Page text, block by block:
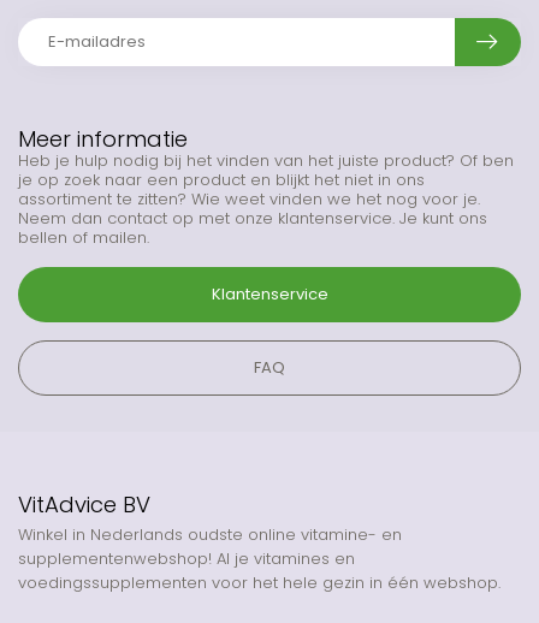
Meer informatie
Heb je hulp nodig bij het vinden van het juiste product? Of ben
je op zoek naar een product en blijkt het niet in ons
assortiment te zitten? Wie weet vinden we het nog voor je.
Neem dan contact op met onze klantenservice. Je kunt ons
bellen of mailen.
Klantenservice
FAQ
VitAdvice BV
Winkel in Nederlands oudste online vitamine- en
supplementenwebshop! Al je vitamines en
voedingssupplementen voor het hele gezin in één webshop.